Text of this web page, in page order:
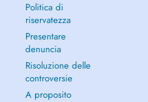
Politica di
riservatezza
Presentare
denuncia
Risoluzione delle
controversie
A proposito